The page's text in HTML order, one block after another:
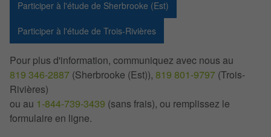
Participer à l'étude de Sherbrooke (Est)
Participer à l'étude de Trois-Rivières
Pour plus d'information, communiquez avec nous au
819 346-2887 (Sherbrooke (Est)), 819 801-9797 (Trois-
Rivières)
ou au 1-844-739-3439 (sans frais), ou remplissez le
formulaire en ligne.